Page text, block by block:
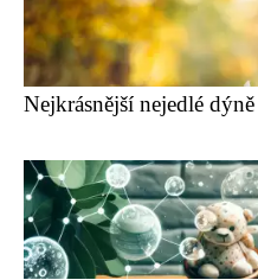
Nejkrásnější nejedlé